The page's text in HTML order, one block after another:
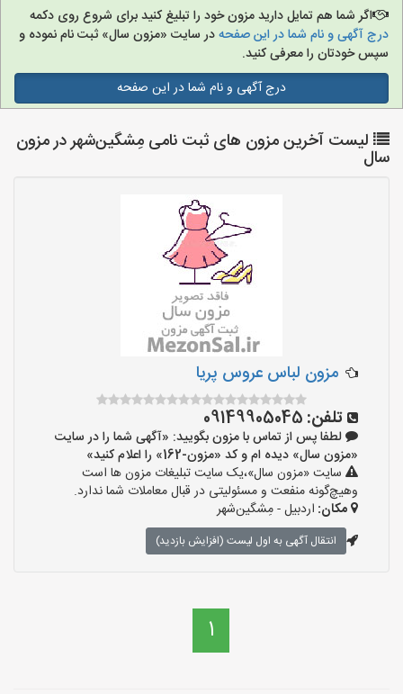
اگر شما هم تمایل دارید مزون خود را تبلیغ کنید برای شروع روی دکمه
درج آگهی و نام شما در این صفحهدر سایت «مزون سال» ثبت نام نموده و
سپس خودتان را معرفی کنید.
درج آگهی و نام شما در این صفحه
لیست آخرین مزون های ثبت نامی مِشگین‌شهر در مزون
سال
مزون لباس عروس پریا
تلفن: 09149905045
لطفا پس از تماس با مزون بگویید: «آگهی شما را در سایت
«مزون سال» دیده ام و کد «مزون-162» را اعلام کنید»
سایت «مزون سال»،یک سایت تبلیغات مزون ها است
وهیچ‌گونه منفعت و مسئولیتی در قبال معاملات شما ندارد.
مکان: اردبیل - مِشگین‌شهر
انتقال آگهی به اول لیست (افزایش بازدید)
1